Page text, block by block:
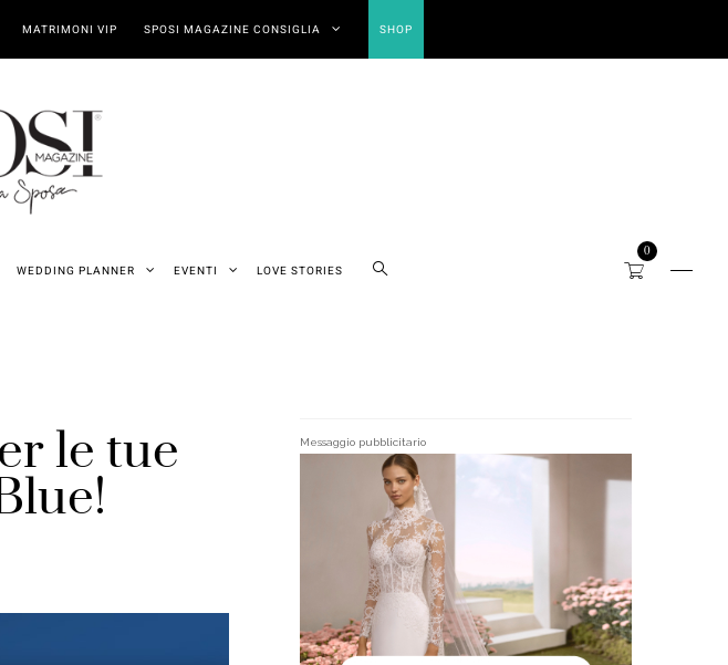
MATRIMONI VIP SPOSI MAGAZINE CONSIGLIA SHOP
WEDDING PLANNER EVENTI LOVE STORIES
0
le tue Messaggio pubblicitario